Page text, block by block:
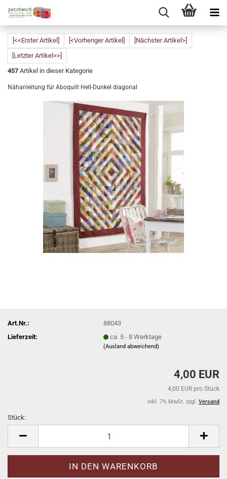
[<<Erster Artikel] [<Vorheriger Artikel]
[Nächster Artikel>]
[Letzter Artikel>>]
457 Artikel in dieser Kategorie
Nähanleitung für Aboquilt Hell-Dunkel diagonal
Art.Nr.:
88043
Lieferzeit:
ca. 5 - 8 Werktage
(Ausland abweichend)
4,00 EUR
4,00 EUR pro Stück
inkl. 7% MwSt. zzgl. Versand
Stück: